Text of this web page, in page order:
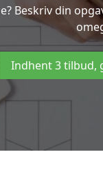
Beskriv din
Indhent 3 tilbud,